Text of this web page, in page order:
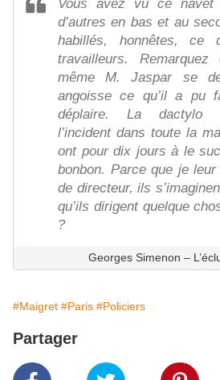
Vous avez vu ce
d’autres en bas et au
habillés, honnêtes, ce
travailleurs. Remarquez
même M. Jaspar se
angoisse ce qu’il a pu
déplaire. La dactylo
l’incident dans toute la
ont pour dix jours à le
bonbon. Parce que je
de directeur, ils
qu’ils dirigent quelque
?
Georges Simenon –
#Maigret #Paris #Policiers
Partager